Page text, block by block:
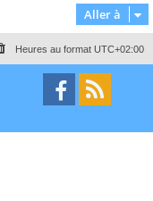
c
h
e
Aller à
Heures au format UTC+02:00